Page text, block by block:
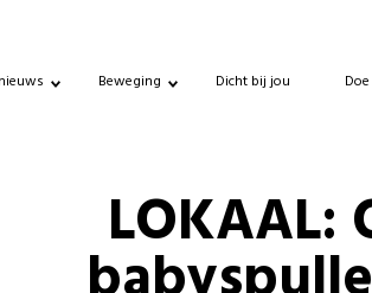
Beweging Dicht bij jou
LOKAAL: